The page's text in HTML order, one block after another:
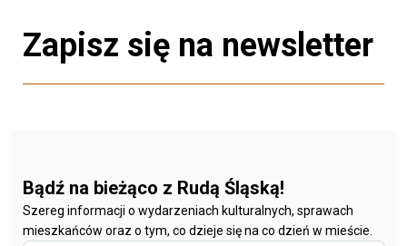
Zapisz się na newsletter
Bądź na bieżąco z Rudą Śląską!
Szereg informacji o wydarzeniach kulturalnych, sprawach
mieszkańców oraz o tym, co dzieje się na co dzień w mieście.